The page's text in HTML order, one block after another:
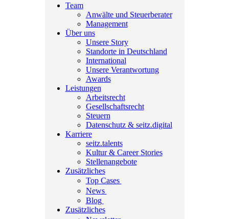
Team
Anwälte und Steuerberater
Management
Über uns
Unsere Story
Standorte in Deutschland
International
Unsere Verantwortung
Awards
Leistungen
Arbeitsrecht
Gesellschaftsrecht
Steuern
Datenschutz & seitz.digital
Karriere
seitz.talents
Kultur & Career Stories
Stellenangebote
Zusätzliches
Top Cases
News
Blog
Zusätzliches